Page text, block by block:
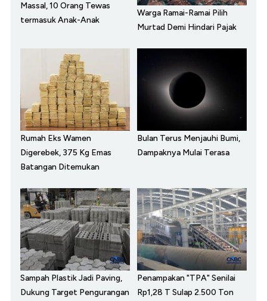
Massal, 10 Orang Tewas
termasuk Anak-Anak
Warga Ramai-Ramai Pilih
Murtad Demi Hindari Pajak
Rumah Eks Wamen
Digerebek, 375 Kg Emas
Batangan Ditemukan
Bulan Terus Menjauhi Bumi,
Dampaknya Mulai Terasa
Sampah Plastik Jadi Paving,
Dukung Target Pengurangan
Penampakan "TPA" Senilai
Rp1,28 T Sulap 2.500 Ton